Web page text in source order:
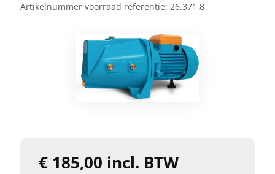
Artikelnummer voorraad referentie: 26.371.8
€ 185,00 incl. BTW